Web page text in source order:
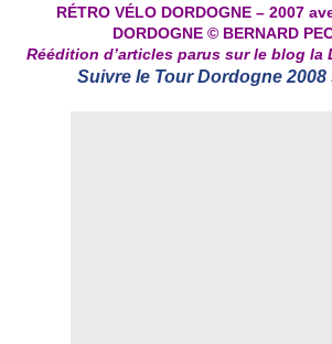
RÉTRO VÉLO DORDOGNE – 2007
DORDOGNE ©BERNARD
Réédition d’articles parus sur le blog la
Suivre le Tour Dordogne 2008